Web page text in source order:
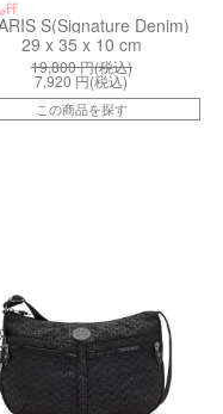
S(Signature Denim)
29 x 35 x 10 cm
19,800円(税込)
7,920 円(税込)
この商品を探す